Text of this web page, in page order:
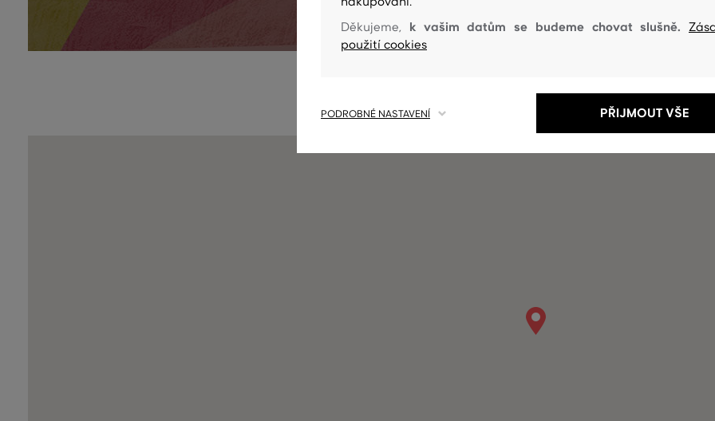
Prodejna na mapě
Děkujeme, k vašim datům se budeme chovat slušně.
použití cookies
PODROBNÉ NASTAVENÍ PŘIJMOUT VŠE